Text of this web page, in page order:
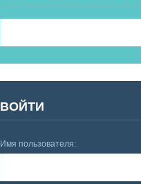
ВОЙТИ
Имя пользователя: